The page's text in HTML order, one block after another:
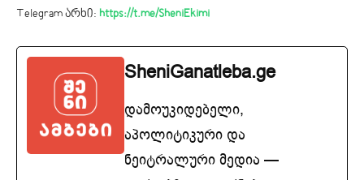
Telegram არხი: https://t.me/SheniEkimi
SheniGanatleba.ge
დამოუკიდებელი,
აპოლიტიკური და
ნეიტრალური მედია —